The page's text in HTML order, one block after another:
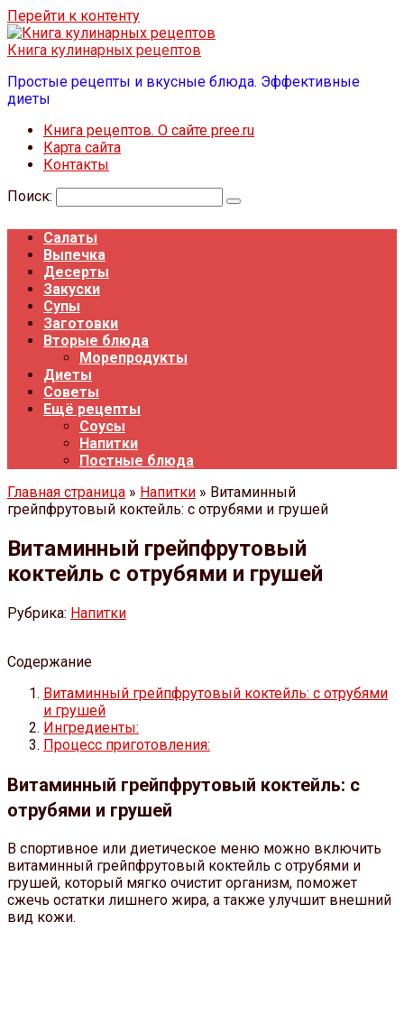
Перейти к контенту
Книга кулинарных рецептов
Простые рецепты и вкусные блюда. Эффективные
диеты
Книга рецептов. О сайте pree.ru
Карта сайта
Контакты
Поиск:
Салаты
Выпечка
Десерты
Закуски
Супы
Заготовки
Вторые блюда
Морепродукты
Диеты
Советы
Ещё рецепты
Соусы
Напитки
Постные блюда
Главная страница » Напитки » Витаминный
грейпфрутовый коктейль: с отрубями и грушей
Витаминный грейпфрутовый
коктейль с отрубями и грушей
Рубрика: Напитки
Содержание
Витаминный грейпфрутовый коктейль: с отрубями
и грушей
Ингредиенты:
Процесс приготовления:
Витаминный грейпфрутовый коктейль: с
отрубями и грушей
В спортивное или диетическое меню можно включить
витаминный грейпфрутовый коктейль с отрубями и
грушей, который мягко очистит организм, поможет
сжечь остатки лишнего жира, а также улучшит внешний
вид кожи.